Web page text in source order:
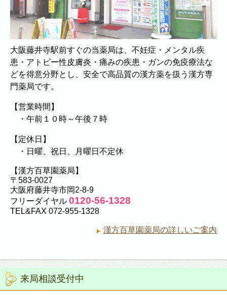
大阪藤井寺駅前すぐの当薬局は、不妊症・メンタル疾
患・アトピー性皮膚炎・痛みの疾患・ガンの免疫療法な
どを得意分野とし、安全で高品質の漢方薬を扱う漢方専
門薬局です。
【営業時間】
・午前１０時～午後７時
【定休日】
・日曜、祝日、月曜日不定休
【漢方百草園薬局】
〒583-0027
大阪府藤井寺市岡2-8-9
フリーダイヤル 0120-56-1328
TEL&FAX 072-955-1328
漢方百草園薬局の詳しいご案内
来局相談受付中